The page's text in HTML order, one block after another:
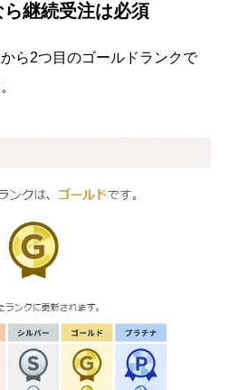
継続受注は必須
ら2つ目のゴールドランクで